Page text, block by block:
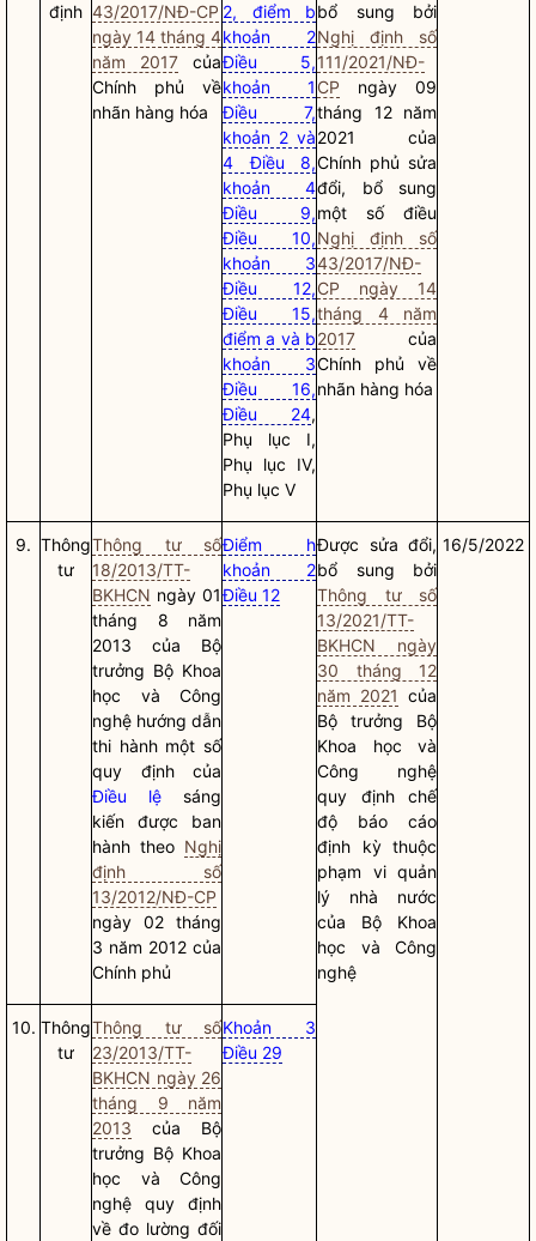
định 43/2017/NĐ-CP
ngày 14 tháng 4
năm 2017 của
Chính phủ về
nhãn hàng hóa
2, điểm b
khoản 2
Điều 5,
khoản 1
Điều 7,
khoản 2 và
4 Điều 8,
khoản 4
Điều 9,
Điều 10,
khoản 3
Điều 12,
Điều 15,
điểm a và b
khoản 3
Điều 16,
Điều 24,
Phụ lục I,
Phụ lục IV,
Phụ lục V
bổ sung bởi
Nghị định số
111/2021/NĐ-
CP ngày 09
tháng 12 năm
2021 của
Chính phủ sửa
đổi, bổ sung
một số điều
Nghị định số
43/2017/NĐ-
CP ngày 14
tháng 4 năm
2017 của
Chính phủ về
nhãn hàng hóa
9. Thông
tư
Thông tư số
18/2013/TT-
BKHCN ngày 01
tháng 8 năm
2013 của Bộ
trưởng Bộ Khoa
học và Công
nghệ hướng dẫn
thi hành một số
quy định của
Điều lệ sáng
kiến được ban
hành theo Nghị
định số
13/2012/NĐ-CP
ngày 02 tháng
3 năm 2012 của
Chính phủ
Điểm h
khoản 2
Điều 12
Được sửa đổi,
bổ sung bởi
Thông tư số
13/2021/TT-
BKHCN ngày
30 tháng 12
năm 2021 của
Bộ trưởng Bộ
Khoa học và
Công nghệ
quy định chế
độ báo cáo
định kỳ thuộc
phạm vi quản
lý nhà nước
của Bộ Khoa
học và Công
nghệ
16/5/2022
10. Thông
tư
Thông tư số
23/2013/TT-
BKHCN ngày 26
tháng 9 năm
2013 của Bộ
trưởng Bộ Khoa
học và Công
nghệ quy định
về đo lường đối
Khoản 3
Điều 29